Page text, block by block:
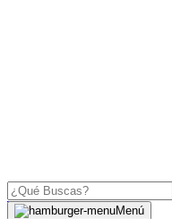
Menú
OJO